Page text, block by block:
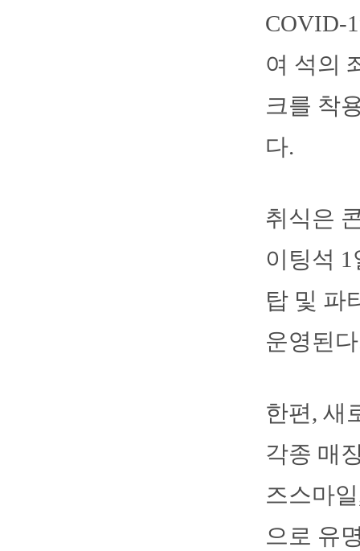
COVID-
여 석의
크를 착
다.
취식은
이팅석
탑 및 파
운영된
한편, 새
각종 매
즈스마
으로 유